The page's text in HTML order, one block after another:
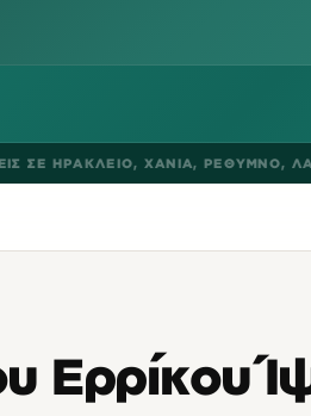
,ΧΑΝΙΑ, ΡΕΘΥΜΝΟ,ΛΑΣΙΘΙ
Ερρίκου